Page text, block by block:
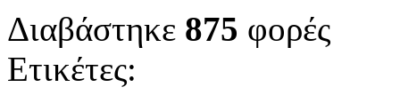
Διαβάστηκε 875 φορές
Ετικέτες: